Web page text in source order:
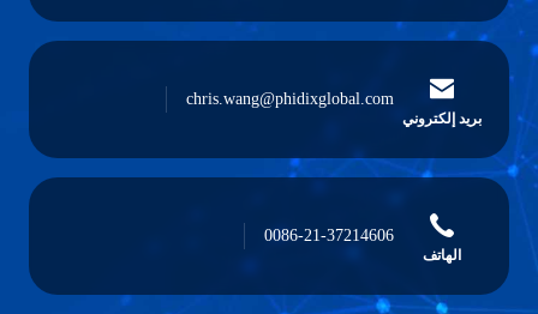
بريد إلكتروني
chris.wang@phidixglobal.com
الهاتف
0086-21-37214606